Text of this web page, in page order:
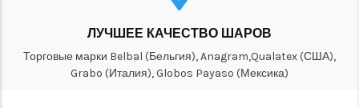
ЛУЧШЕЕ КАЧЕСТВО ШАРОВ
Торговые марки Belbal (Бельгия), Anagram,Qualatex (США),
Grabo (Италия), Globos Payaso (Мексика)